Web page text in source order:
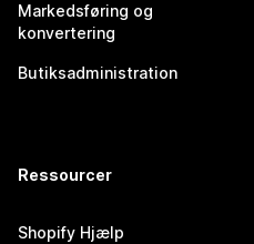
Markedsføring og
konvertering
Butiksadministration
Ressourcer
Shopify Hjælp